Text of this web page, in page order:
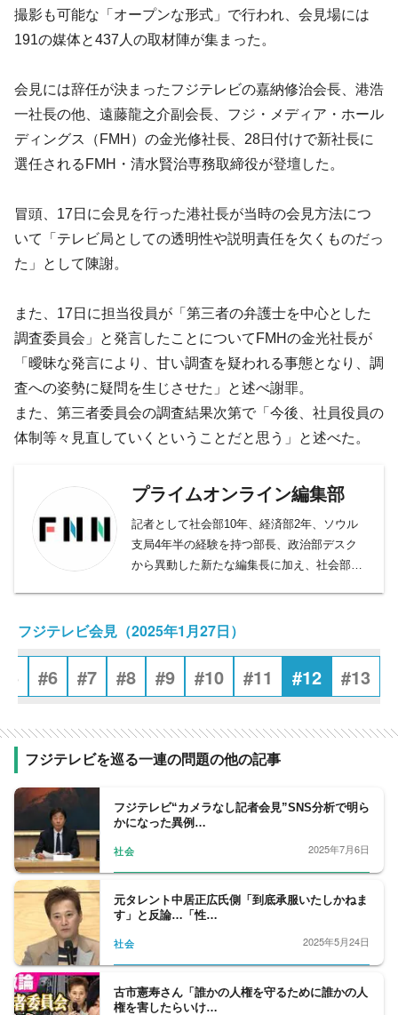
撮影も可能な「オープンな形式」で行われ、会見場には
191の媒体と437人の取材陣が集まった。
会見には辞任が決まったフジテレビの嘉納修治会長、港浩
一社長の他、遠藤龍之介副会長、フジ・メディア・ホール
ディングス（FMH）の金光修社長、28日付けで新社長に
選任されるFMH・清水賢治専務取締役が登壇した。
冒頭、17日に会見を行った港社長が当時の会見方法につ
いて「テレビ局としての透明性や説明責任を欠くものだっ
た」として陳謝。
また、17日に担当役員が「第三者の弁護士を中心とした
調査委員会」と発言したことについてFMHの金光社長が
「曖昧な発言により、甘い調査を疑われる事態となり、調
査への姿勢に疑問を生じさせた」と述べ謝罪。
また、第三者委員会の調査結果次第で「今後、社員役員の
体制等々見直していくということだと思う」と述べた。
プライムオンライン編集部
記者として社会部10年、経済部2年、ソウル
支局4年半の経験を持つ部長、政治部デスク
から異動した新たな編集長に加え、社会部デ
ー・プロデューサー、バラエティー制作者、
編集長・デスクを合わせ11人が所属。事件や
らゆるニュースを取り扱うプロ集団です。
フジテレビ会見（2025年1月27日）
#5 #6 #7 #8 #9 #10 #11 #12 #13
フジテレビを巡る一連の問題の他の記事
フジテレビ“カメラなし記者会見”SNS分析で明ら
かになった異例…
社会 2025年7月6日
元タレント中居正広氏側「到底承服いたしかねま
す」と反論…「性…
社会 2025年5月24日
古市憲寿さん「誰かの人権を守るために誰かの人
権を害したらいけ…